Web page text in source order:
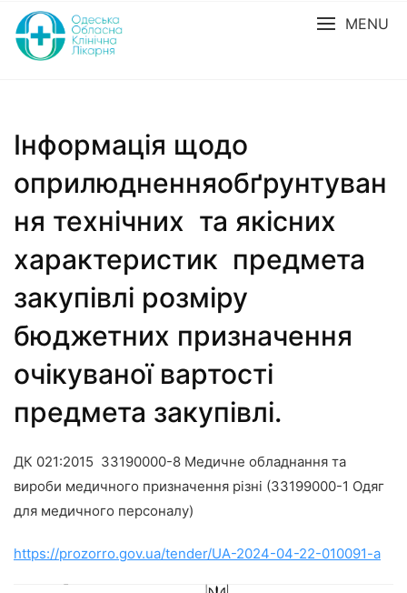
MENU
Інформація щодо
оприлюдненняобґрунтуван
ня технічних та якісних
характеристик предмета
закупівлі розміру
бюджетних призначення
очікуваної вартості
предмета закупівлі.
ДК 021:2015 33190000-8 Медичне обладнання та
вироби медичного призначення різні (33199000-1 Одяг
для медичного персоналу)
https://prozorro.gov.ua/tender/UA-2024-04-22-010091-a